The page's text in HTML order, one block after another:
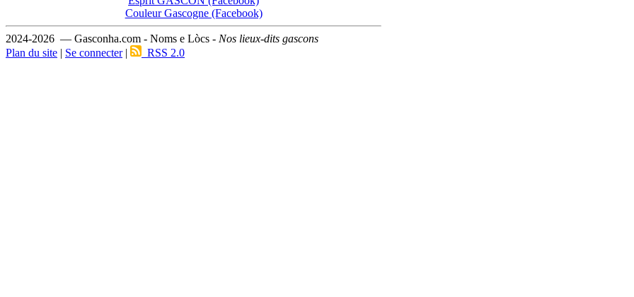
Couleur Gascogne (Facebook)
2024-2026 — Gasconha.com - Noms e Lòcs - Nos lieux-dits gascons
Plan du site | Se connecter| RSS 2.0